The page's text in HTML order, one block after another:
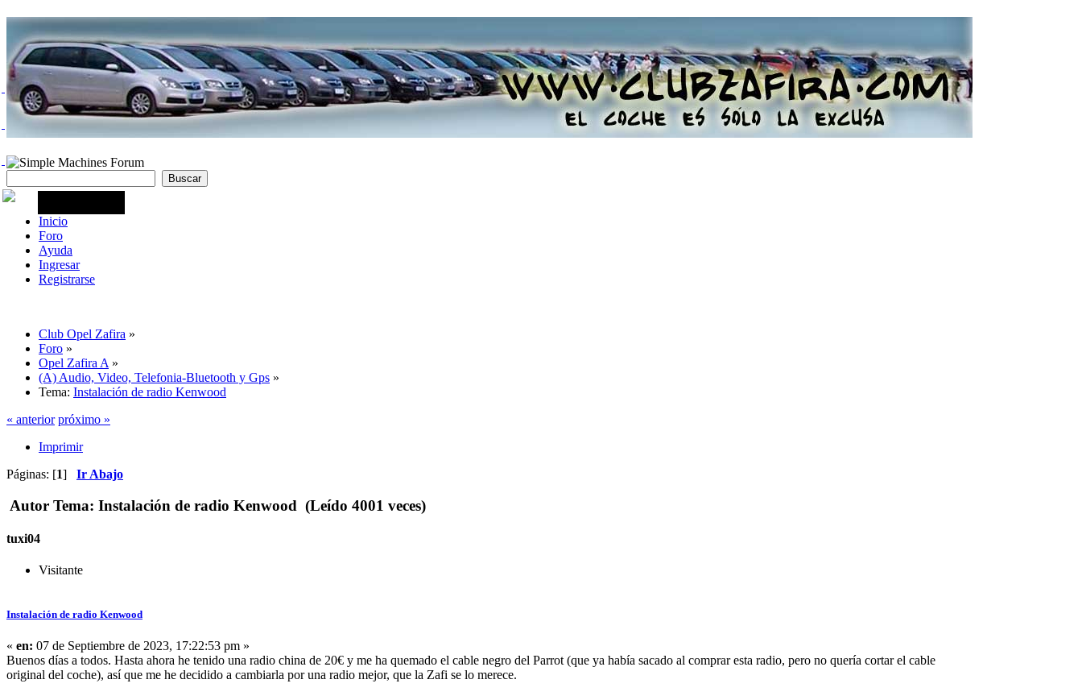
Inicio
Foro
Ayuda
Ingresar
Registrarse
Club Opel Zafira »
Foro »
Opel Zafira A »
(A) Audio, Video, Telefonia-Bluetooth y Gps »
Tema: Instalación de radio Kenwood
« anterior próximo »
Imprimir
Páginas: [1] Ir Abajo
Autor Tema: Instalación de radio Kenwood (Leído 4001 veces)
tuxi04
Visitante
Instalación de radio Kenwood
« en: 07 de Septiembre de 2023, 17:22:53 pm »
Buenos días a todos. Hasta ahora he tenido una radio china de 20€ y me ha quemado el cable negro del Parrot (que ya había sacado al comprar esta radio, pero no quería cortar el cable
original del coche), así que me he decidido a cambiarla por una radio mejor, que la Zafi se lo merece.